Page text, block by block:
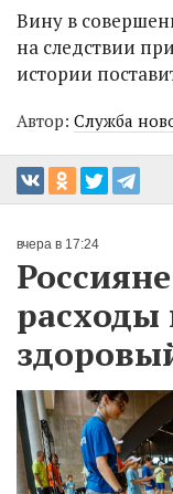
Вину в
на следствии
истории
Автор: Служба
вчера в 17:24
расходы